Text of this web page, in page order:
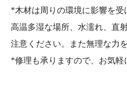
*木材は周りの環境に影響を
高温多湿な場所、水濡れ、直
注意ください。また無理な力
*修理も承りますので、お気軽